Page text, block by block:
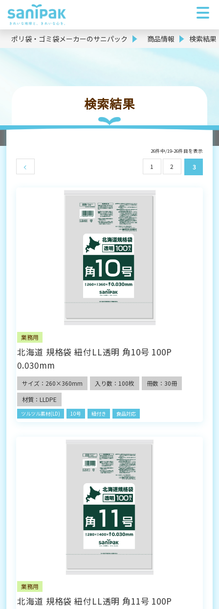
ポリ袋・ゴミ袋メーカーのサニパック 商品情報 検索結果
検索結果
26件中/19-26件目を表示
1 2 3
業務用
北海道 規格袋 紐付LL透明 角10号 100P
0.030mm
サイズ：260×360mm 入り数：100枚
冊数：30冊
材質：LLDPE
ツルツル素材(LD) 10号 紐付き 食品対応
業務用
北海道 規格袋 紐付LL透明 角11号 100P